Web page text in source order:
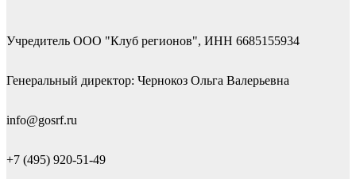
Учредитель ООО "Клуб регионов", ИНН 6685155934
Генеральный директор: Чернокоз Ольга Валерьевна
info@gosrf.ru
+7 (495) 920-51-49